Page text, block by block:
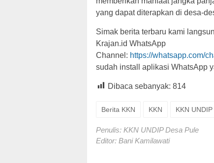
yang dapat diterapkan di desa-
Simak berita terbaru kami
Krajan.id WhatsApp
Channel: https://whatsapp.com/
sudah install aplikasi WhatsApp
Dibaca sebanyak: 814
Berita KKN KKN KKN UNDIP
Penulis: KKN UNDIP Desa Pule
Editor: Bani Kamilawati